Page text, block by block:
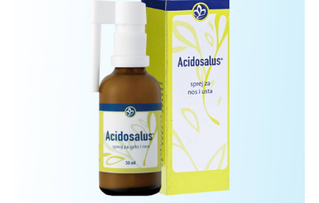
Интимно здравје
Лична хигиена
Медицински апрати